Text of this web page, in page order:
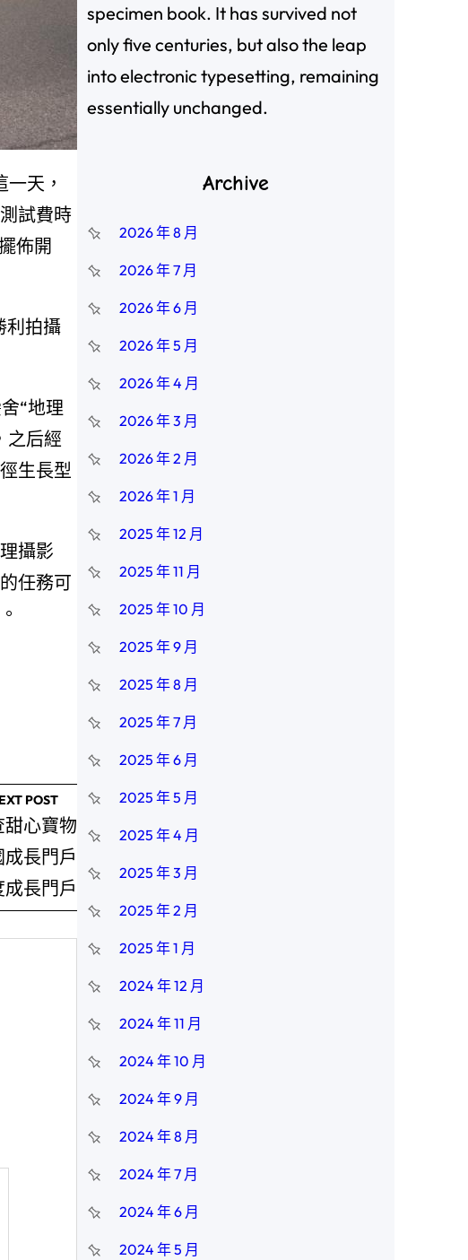
天，
試費時
佈開
利拍攝
“地理
之后經
生長型
攝影
任務可
POST
心寶物
長門戶
長門戶
specimen book. It has survived not
only five centuries, but also the leap
into electronic typesetting, remaining
essentially unchanged.
Archive
2026 年 8 月
2026 年 7 月
2026 年 6 月
2026 年 5 月
2026 年 4 月
2026 年 3 月
2026 年 2 月
2026 年 1 月
2025 年 12 月
2025 年 11 月
2025 年 10 月
2025 年 9 月
2025 年 8 月
2025 年 7 月
2025 年 6 月
2025 年 5 月
2025 年 4 月
2025 年 3 月
2025 年 2 月
2025 年 1 月
2024 年 12 月
2024 年 11 月
2024 年 10 月
2024 年 9 月
2024 年 8 月
2024 年 7 月
2024 年 6 月
2024 年 5 月